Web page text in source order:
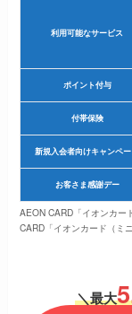
利用可能なサービス
ポイント付与
付帯保険
新規入会者向けキャンペ
お客さま感謝デー
AEON CARD「イオンカー
CARD「イオンカード（ミ
＼最大